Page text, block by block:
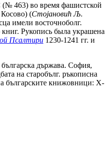
(№ 463) во время фашистской
(Cmojaновић Љ.
имели восточноболг.
Рукопись была украшена
Псалтири 1230-1241 гг. и
държава. София,
на старобълг. ръкописна
българските книжовници: X-